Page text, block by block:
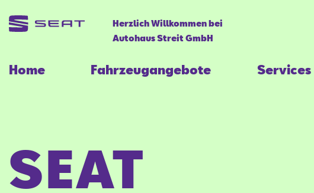
Herzlich Willkommen bei
Autohaus Streit GmbH
Home Fahrzeugangebote Services
SEAT